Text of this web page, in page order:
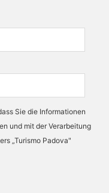
Sie die Informationen
und mit der Verarbeitung
„Turismo Padova"